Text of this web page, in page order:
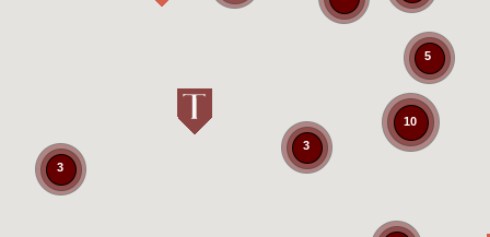
10
5
3
3